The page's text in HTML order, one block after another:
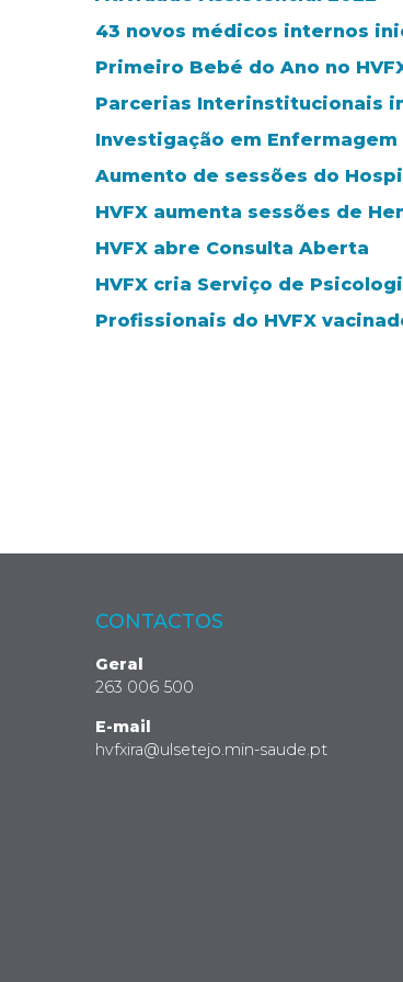
43 novos médicos internos
Primeiro Bebé do Ano no
Parcerias Interinstitucionais
Investigação em Enfermagem
Aumento de sessões do
HVFX aumenta sessões de
HVFX abre Consulta Aberta
HVFX cria Serviço de
Profissionais do HVFX
CONTACTOS
Geral
263 006 500
E-mail
hvfxira@ulsetejo.min-saude.pt